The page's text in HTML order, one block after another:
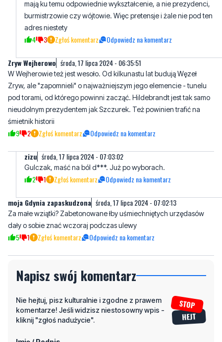
4 3 Zgłoś komentarz Odpowiedz na komentarz
Zryw Wejherowo środa, 17 lipca 2024 - 06:35:51
W Wejherowie też jest wesoło. Od kilkunastu lat budują Węzeł
pod torami, od którego powinni zacząć. Hildebrandt jest tak samo
nieudolnym prezydentem jak Szczurek. Też powinien trafić na
śmietnik historii
9 2 Zgłoś komentarz Odpowiedz na komentarz
zizu środa, 17 lipca 2024 - 07:03:02
Gulczak, maść na ból d***. Już po wyborach.
moja Gdynia zapaskudzona środa, 17 lipca 2024 - 07:02:13
Za małe wziątki? Zabetonowane łby uśmiechniętych urzędasów
5 1 Zgłoś komentarz Odpowiedz na komentarz
Napisz swój komentarz
komentarze! Jeśli widzisz niestosowny wpis -
kliknij "zgłoś nadużycie".
Imię / Podpis
Odpowiedz